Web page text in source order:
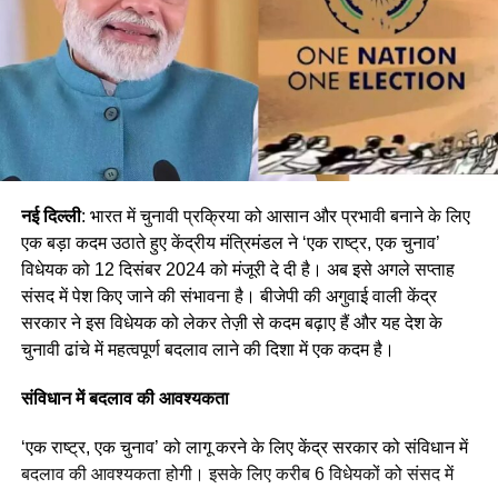
नई दिल्ली: भारत में चुनावी प्रक्रिया को आसान और प्रभावी बनाने के लिए
एक बड़ा कदम उठाते हुए केंद्रीय मंत्रिमंडल ने ‘एक राष्ट्र, एक चुनाव’
विधेयक को 12 दिसंबर 2024 को मंजूरी दे दी है। अब इसे अगले सप्ताह
संसद में पेश किए जाने की संभावना है। बीजेपी की अगुवाई वाली केंद्र
सरकार ने इस विधेयक को लेकर तेज़ी से कदम बढ़ाए हैं और यह देश के
चुनावी ढांचे में महत्वपूर्ण बदलाव लाने की दिशा में एक कदम है।
संविधान में बदलाव की आवश्यकता
‘एक राष्ट्र, एक चुनाव’ को लागू करने के लिए केंद्र सरकार को संविधान में
बदलाव की आवश्यकता होगी। इसके लिए करीब 6 विधेयकों को संसद में